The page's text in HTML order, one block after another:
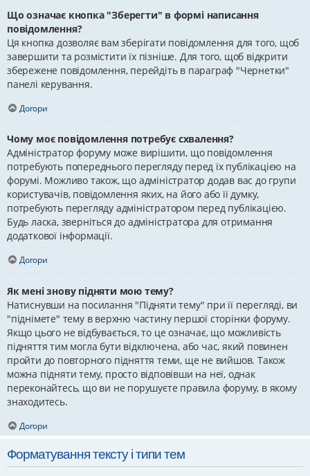
Що означає кнопка "Зберегти" в формі написання
повідомлення?
Ця кнопка дозволяє вам зберігати повідомлення для того, щоб
завершити та розмістити їх пізніше. Для того, щоб відкрити
збережене повідомлення, перейдіть в параграф "Чернетки"
панелі керування.
Догори
Чому моє повідомлення потребує схвалення?
Адміністратор форуму може вирішити, що повідомлення
потребують попереднього перегляду перед їх публікацією на
форумі. Можливо також, що адміністратор додав вас до групи
користувачів, повідомлення яких, на його або її думку,
потребують перегляду адміністратором перед публікацією.
Будь ласка, зверніться до адміністратора для отримання
додаткової інформації.
Догори
Як мені знову підняти мою тему?
Натиснувши на посилання "Підняти тему" при її перегляді, ви
"піднімете" тему в верхню частину першої сторінки форуму.
Якщо цього не відбувається, то це означає, що можливість
підняття тим могла бути відключена, або час, який повинен
пройти до повторного підняття теми, ще не вийшов. Також
можна підняти тему, просто відповівши на неї, однак
переконайтесь, що ви не порушуєте правила форуму, в якому
знаходитесь.
Догори
Форматування тексту і типи тем